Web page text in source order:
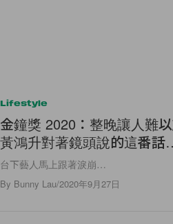
Lifestyle
金鐘獎 2020：整晚讓人難
黃鴻升對著鏡頭說的這番
台下藝人馬上跟著淚崩…
By Bunny Lau/2020年9月27日